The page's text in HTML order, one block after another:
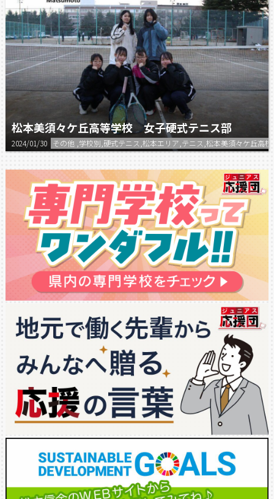
松本美須々ケ丘高等学校 女子硬式テニス部
2024/01/30 その他 ,学校別,硬式テニス,松本エリア,テニス,松本美須々ケ丘高校